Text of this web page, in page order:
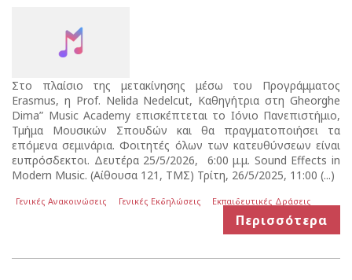
Στο πλαίσιο της μετακίνησης μέσω του Προγράμματος
Erasmus, η Prof. Nelida Nedelcut, Καθηγήτρια στη Gheorghe
Dima” Music Academy επισκέπτεται το Ιόνιο Πανεπιστήμιο,
Τμήμα Μουσικών Σπουδών και θα πραγματοποιήσει τα
επόμενα σεμινάρια. Φοιτητές όλων των κατευθύνσεων είναι
ευπρόσδεκτοι. Δευτέρα 25/5/2026, 6:00 μ.μ. Sound Effects in
Modern Music. (Αίθουσα 121, ΤΜΣ) Τρίτη, 26/5/2025, 11:00 (...)
Γενικές Ανακοινώσεις Γενικές Εκδηλώσεις Εκπαιδευτικές Δράσεις
Περισσότερα